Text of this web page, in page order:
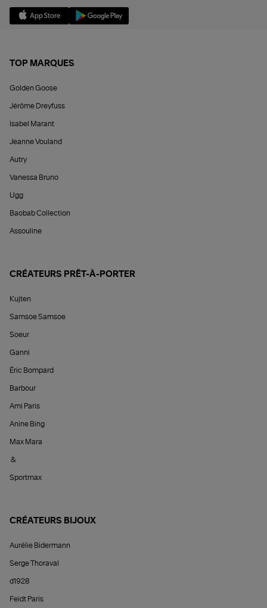
TOP MARQUES
Golden Goose
Jérôme Dreyfuss
Isabel Marant
Jeanne Vouland
Autry
Vanessa Bruno
Ugg
Baobab Collection
Assouline
CRÉATEURS PRÊT-À-PORTER
Kujten
Samsoe Samsoe
Soeur
Ganni
Éric Bompard
Barbour
Ami Paris
Anine Bing
Max Mara
&
Sportmax
CRÉATEURS BIJOUX
Aurélie Bidermann
Serge Thoraval
d1928
Feidt Paris